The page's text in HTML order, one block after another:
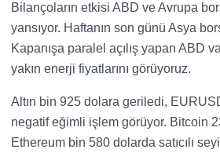
Bilançoların etkisi ABD ve Avrupa
yansıyor. Haftanın son günü Asya
Kapanışa paralel açılış yapan ABD
yakın enerji fiyatlarını görüyoruz.
Altın bin 925 dolara geriledi,
negatif eğimli işlem görüyor. Bitcoin
Ethereum bin 580 dolarda satıcılı